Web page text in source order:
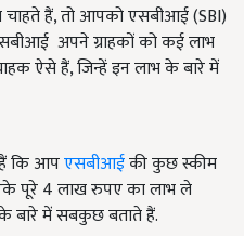
हैं, तो आपको एसबीआई (SBI)
अपने ग्राहकों को कई लाभ
ऐसे हैं, जिन्हें इन लाभ के बारे में
कि आपएसबीआईकी कुछ स्कीम
पूरे 4 लाख रुपए का लाभ ले
बारे में सबकुछ बताते हैं.